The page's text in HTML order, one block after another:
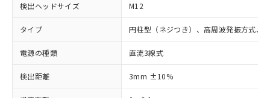
検出ヘッドサイズ M12
タイプ 円柱型（ネジつき）、高周波発振方式、
電源の種類 直流3線式
検出距離 3mm ±10%